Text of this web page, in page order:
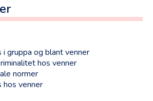
gruppa og blant venner
hos venner
normer
hos venner